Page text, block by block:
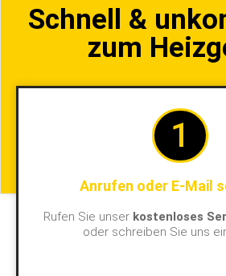
Schnell &
zum
1
Anrufen oder E-Mail
Rufen Sie unser kostenloses
oder schreiben Sie uns